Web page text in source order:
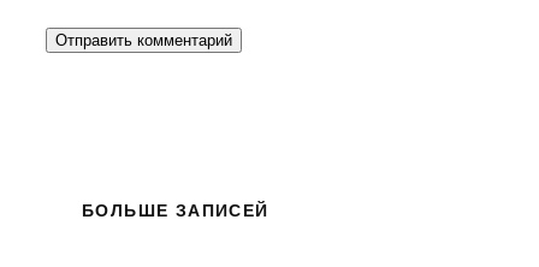
БОЛЬШЕ ЗАПИСЕЙ